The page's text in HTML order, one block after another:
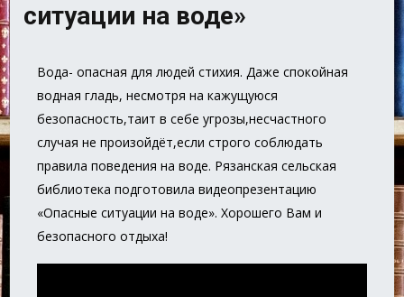
ситуации на воде»
Вода- опасная для людей стихия. Даже спокойная
водная гладь, несмотря на кажущуюся
безопасность,таит в себе угрозы,несчастного
случая не произойдёт,если строго соблюдать
правила поведения на воде. Рязанская сельская
библиотека подготовила видеопрезентацию
«Опасные ситуации на воде». Хорошего Вам и
безопасного отдыха!